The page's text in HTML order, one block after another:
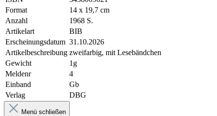
Format
14 x 19,7 cm
Anzahl
1968 S.
Artikelart
BIB
Erscheinungsdatum 31.10.2026
Artikelbeschreibung zweifarbig, mit Lesebändchen
Gewicht
1g
Meldenr
4
Einband
Gb
Verlag
DBG
Menü schließen